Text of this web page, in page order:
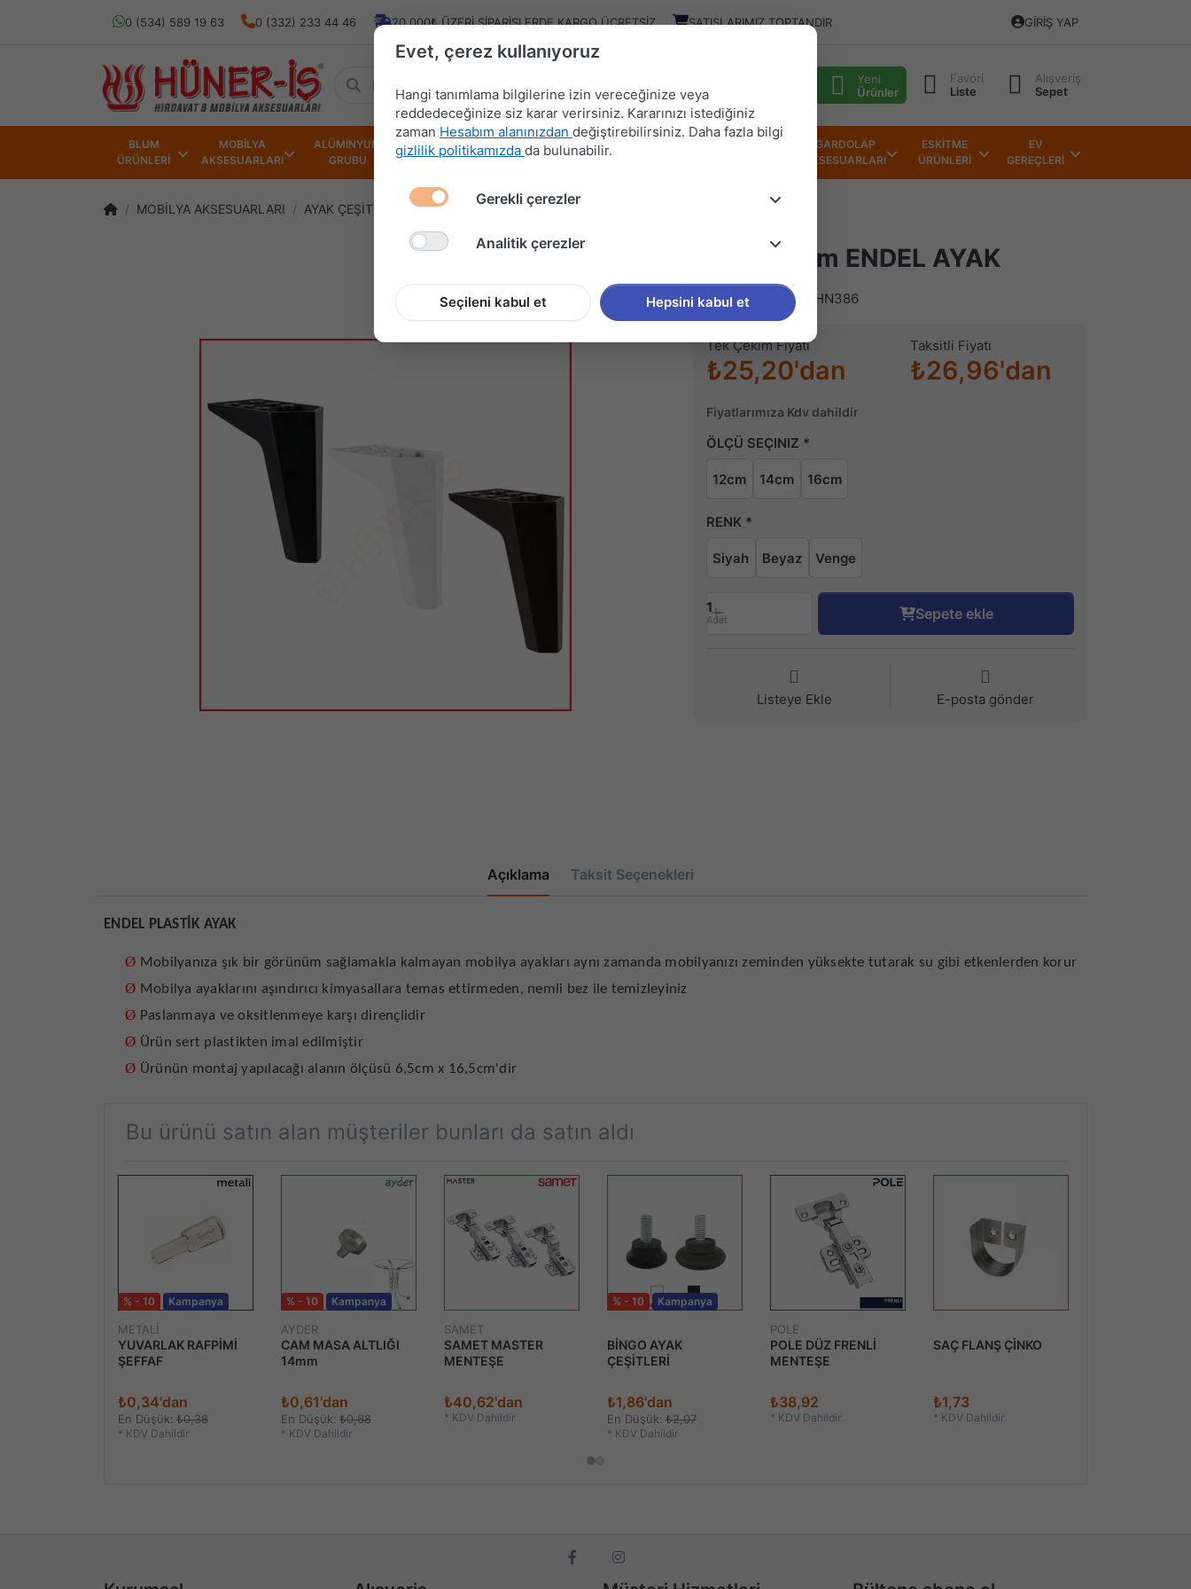
0 (534) 589 19 63 0 (332) 233 44 46 20.000₺ ÜZERI SIPARIŞLERDE KARGO ÜCRETSIZ SATIŞLARIMIZ TOPTANDIR GIRIŞ YAP
Yeni
Ürünler
Favori
Liste
Alışveriş
Sepet
BLUM
ÜRÜNLERİ
MOBİLYA
AKSESUARLARI
ALÜMİNYUM
GRUBU
HIRDAVAT
MALZEMELERİ
MUTFAK
AKSESUARLARI
GARDOLAP
AKSESUARLARI
ESKİTME
ÜRÜNLERİ
EV
GEREÇLERİ
MOBİLYA AKSESUARLARI AYAK ÇEŞİTLERİ 12-14-16cm ENDEL AYAK
12-14-16cm ENDEL AYAK
Stok kodu (SKU) HN386
Tek Çekim Fiyatı
₺25,20'dan
Taksitli Fiyatı
₺26,96'dan
Fiyatlarımıza Kdv dahildir
ÖLÇÜ SEÇINIZ
12cm 14cm 16cm
RENK
Siyah Beyaz Venge
1
Adet Sepete ekle
Listeye Ekle E-posta gönder
Açıklama Taksit Seçenekleri
ENDEL PLASTİK AYAK
Ø Mobilyanıza şık bir görünüm sağlamakla kalmayan mobilya ayakları aynı zamanda mobilyanızı zeminden yüksekte tutarak su gibi etkenlerden korur
Ø Mobilya ayaklarını aşındırıcı kimyasallara temas ettirmeden, nemli bez ile temizleyiniz
Ø Paslanmaya ve oksitlenmeye karşı dirençlidir
Ø Ürün sert plastikten imal edilmiştir
Ø Ürünün montaj yapılacağı alanın ölçüsü 6,5cm x 16,5cm'dir
Bu ürünü satın alan müşteriler bunları da satın aldı
% - 10 Kampanya
METALİ
YUVARLAK RAFPİMİ
ŞEFFAF
₺0,34'dan
En Düşük: ₺0,38
* KDV Dahildir
% - 10 Kampanya
AYDER
CAM MASA ALTLIĞI
14mm
₺0,61'dan
En Düşük: ₺0,68
* KDV Dahildir
SAMET
SAMET MASTER
MENTEŞE
₺40,62'dan
* KDV Dahildir
% - 10 Kampanya
BİNGO AYAK
ÇEŞİTLERİ
₺1,86'dan
En Düşük: ₺2,07
* KDV Dahildir
POLE
POLE DÜZ FRENLİ
MENTEŞE
₺38,92
* KDV Dahildir
SAÇ FLANŞ ÇİNKO
₺1,73
* KDV Dahildir
Evet, çerez kullanıyoruz
Hangi tanımlama bilgilerine izin vereceğinize veya
reddedeceğinize siz karar verirsiniz. Kararınızı istediğiniz
zaman Hesabım alanınızdan değiştirebilirsiniz. Daha fazla bilgi
gizlilik politikamızda da bulunabilir.
Gerekli çerezler
Analitik çerezler
Seçileni kabul et Hepsini kabul et